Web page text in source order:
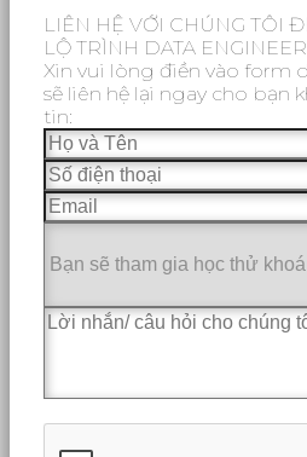
LIÊN HỆ VỚI CHÚNG TÔI
LỘ TRÌNH DATA ENGINEER
Xin vui lòng điền vào form
sẽ liên hệ lại ngay cho bạn
tin: